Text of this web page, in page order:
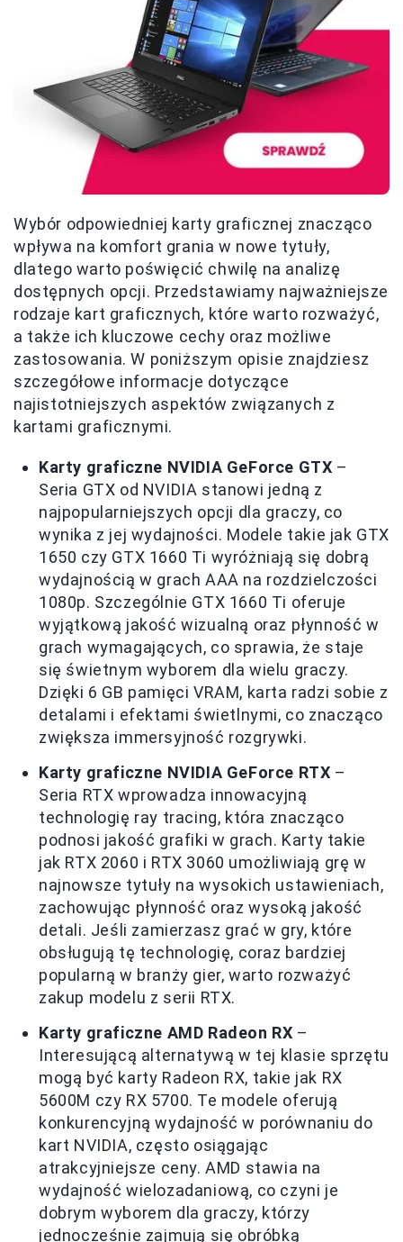
Wybór odpowiedniej karty graficznej znacząco
wpływa na komfort grania w nowe tytuły,
dlatego warto poświęcić chwilę na analizę
dostępnych opcji. Przedstawiamy najważniejsze
rodzaje kart graficznych, które warto rozważyć,
a także ich kluczowe cechy oraz możliwe
zastosowania. W poniższym opisie znajdziesz
szczegółowe informacje dotyczące
najistotniejszych aspektów związanych z
kartami graficznymi.
Karty graficzne NVIDIA GeForce GTX –
Seria GTX od NVIDIA stanowi jedną z
najpopularniejszych opcji dla graczy, co
wynika z jej wydajności. Modele takie jak GTX
1650 czy GTX 1660 Ti wyróżniają się dobrą
wydajnością w grach AAA na rozdzielczości
1080p. Szczególnie GTX 1660 Ti oferuje
wyjątkową jakość wizualną oraz płynność w
grach wymagających, co sprawia, że staje
się świetnym wyborem dla wielu graczy.
Dzięki 6 GB pamięci VRAM, karta radzi sobie z
detalami i efektami świetlnymi, co znacząco
zwiększa immersyjność rozgrywki.
Karty graficzne NVIDIA GeForce RTX –
Seria RTX wprowadza innowacyjną
technologię ray tracing, która znacząco
podnosi jakość grafiki w grach. Karty takie
jak RTX 2060 i RTX 3060 umożliwiają grę w
najnowsze tytuły na wysokich ustawieniach,
zachowując płynność oraz wysoką jakość
detali. Jeśli zamierzasz grać w gry, które
obsługują tę technologię, coraz bardziej
popularną w branży gier, warto rozważyć
zakup modelu z serii RTX.
Karty graficzne AMD Radeon RX –
Interesującą alternatywą w tej klasie sprzętu
mogą być karty Radeon RX, takie jak RX
5600M czy RX 5700. Te modele oferują
konkurencyjną wydajność w porównaniu do
kart NVIDIA, często osiągając
atrakcyjniejsze ceny. AMD stawia na
wydajność wielozadaniową, co czyni je
dobrym wyborem dla graczy, którzy
jednocześnie zajmują się obróbką